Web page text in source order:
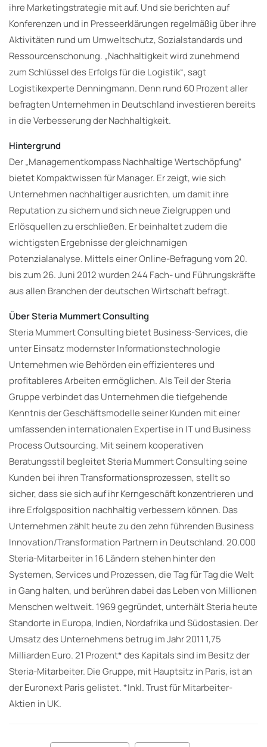
ihre Marketingstrategie mit auf. Und sie berichten auf
Konferenzen und in Presseerklärungen regelmäßig über ihre
Aktivitäten rund um Umweltschutz, Sozialstandards und
Ressourcenschonung. „Nachhaltigkeit wird zunehmend
zum Schlüssel des Erfolgs für die Logistik“, sagt
Logistikexperte Denningmann. Denn rund 60 Prozent aller
befragten Unternehmen in Deutschland investieren bereits
in die Verbesserung der Nachhaltigkeit.
Hintergrund
Der „Managementkompass Nachhaltige Wertschöpfung“
bietet Kompaktwissen für Manager. Er zeigt, wie sich
Unternehmen nachhaltiger ausrichten, um damit ihre
Reputation zu sichern und sich neue Zielgruppen und
Erlösquellen zu erschließen. Er beinhaltet zudem die
wichtigsten Ergebnisse der gleichnamigen
Potenzialanalyse. Mittels einer Online-Befragung vom 20.
bis zum 26. Juni 2012 wurden 244 Fach- und Führungskräfte
aus allen Branchen der deutschen Wirtschaft befragt.
Über Steria Mummert Consulting
Steria Mummert Consulting bietet Business-Services, die
unter Einsatz modernster Informationstechnologie
Unternehmen wie Behörden ein effizienteres und
profitableres Arbeiten ermöglichen. Als Teil der Steria
Gruppe verbindet das Unternehmen die tiefgehende
Kenntnis der Geschäftsmodelle seiner Kunden mit einer
umfassenden internationalen Expertise in IT und Business
Process Outsourcing. Mit seinem kooperativen
Beratungsstil begleitet Steria Mummert Consulting seine
Kunden bei ihren Transformationsprozessen, stellt so
sicher, dass sie sich auf ihr Kerngeschäft konzentrieren und
ihre Erfolgsposition nachhaltig verbessern können. Das
Unternehmen zählt heute zu den zehn führenden Business
Innovation/Transformation Partnern in Deutschland. 20.000
Steria-Mitarbeiter in 16 Ländern stehen hinter den
Systemen, Services und Prozessen, die Tag für Tag die Welt
in Gang halten, und berühren dabei das Leben von Millionen
Menschen weltweit. 1969 gegründet, unterhält Steria heute
Standorte in Europa, Indien, Nordafrika und Südostasien. Der
Umsatz des Unternehmens betrug im Jahr 2011 1,75
Milliarden Euro. 21 Prozent* des Kapitals sind im Besitz der
Steria-Mitarbeiter. Die Gruppe, mit Hauptsitz in Paris, ist an
der Euronext Paris gelistet. *Inkl. Trust für Mitarbeiter-
Aktien in UK.